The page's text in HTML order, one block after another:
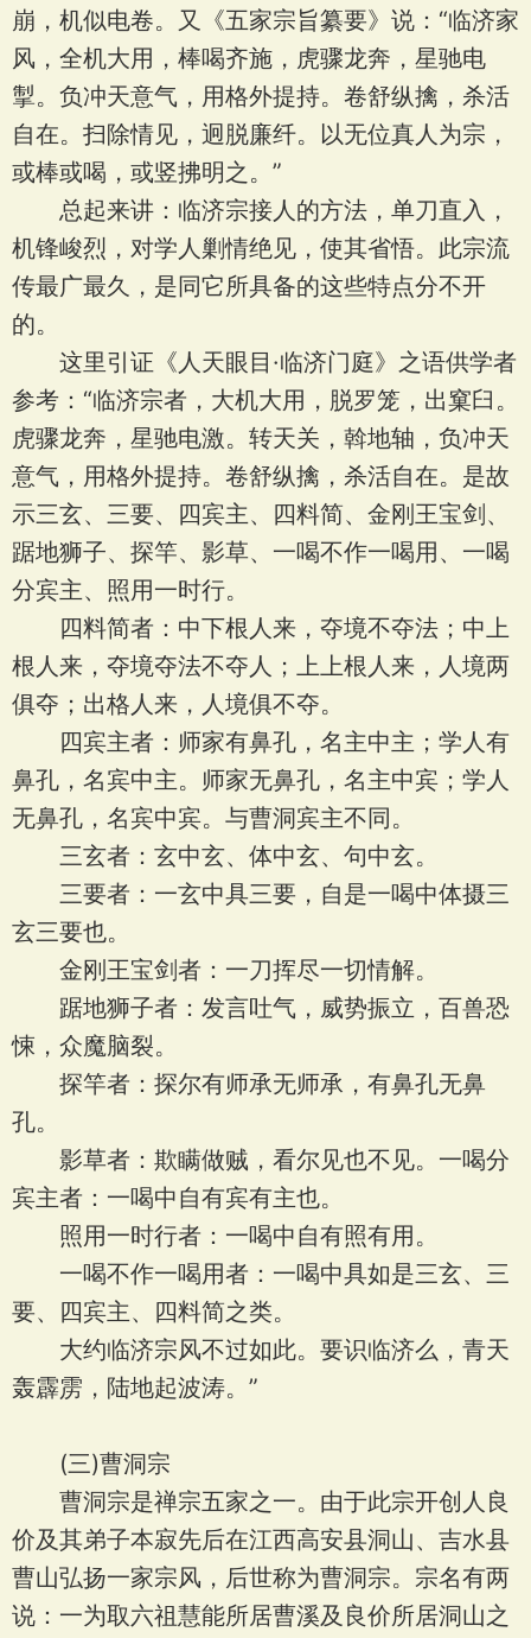
崩，机似电卷。又《五家宗旨纂要》说：“临济家
风，全机大用，棒喝齐施，虎骤龙奔，星驰电
掣。负冲天意气，用格外提持。卷舒纵擒，杀活
自在。扫除情见，迥脱廉纤。以无位真人为宗，
或棒或喝，或竖拂明之。”
总起来讲：临济宗接人的方法，单刀直入，
机锋峻烈，对学人剿情绝见，使其省悟。此宗流
传最广最久，是同它所具备的这些特点分不开
的。
这里引证《人天眼目·临济门庭》之语供学者
参考：“临济宗者，大机大用，脱罗笼，出窠臼。
虎骤龙奔，星驰电激。转天关，斡地轴，负冲天
意气，用格外提持。卷舒纵擒，杀活自在。是故
示三玄、三要、四宾主、四料简、金刚王宝剑、
踞地狮子、探竿、影草、一喝不作一喝用、一喝
分宾主、照用一时行。
四料简者：中下根人来，夺境不夺法；中上
根人来，夺境夺法不夺人；上上根人来，人境两
俱夺；出格人来，人境俱不夺。
四宾主者：师家有鼻孔，名主中主；学人有
鼻孔，名宾中主。师家无鼻孔，名主中宾；学人
无鼻孔，名宾中宾。与曹洞宾主不同。
三玄者：玄中玄、体中玄、句中玄。
三要者：一玄中具三要，自是一喝中体摄三
玄三要也。
金刚王宝剑者：一刀挥尽一切情解。
踞地狮子者：发言吐气，威势振立，百兽恐
悚，众魔脑裂。
探竿者：探尔有师承无师承，有鼻孔无鼻
孔。
影草者：欺瞒做贼，看尔见也不见。一喝分
宾主者：一喝中自有宾有主也。
照用一时行者：一喝中自有照有用。
一喝不作一喝用者：一喝中具如是三玄、三
要、四宾主、四料简之类。
大约临济宗风不过如此。要识临济么，青天
轰霹雳，陆地起波涛。”
(三)曹洞宗
曹洞宗是禅宗五家之一。由于此宗开创人良
价及其弟子本寂先后在江西高安县洞山、吉水县
曹山弘扬一家宗风，后世称为曹洞宗。宗名有两
说：一为取六祖慧能所居曹溪及良价所居洞山之